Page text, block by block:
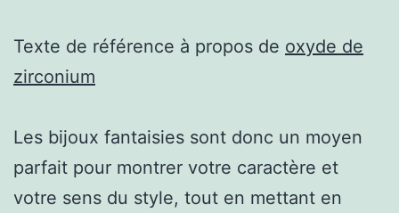
Texte de référence à propos de oxyde de
zirconium
Les bijoux fantaisies sont donc un moyen
parfait pour montrer votre caractère et
votre sens du style, tout en mettant en